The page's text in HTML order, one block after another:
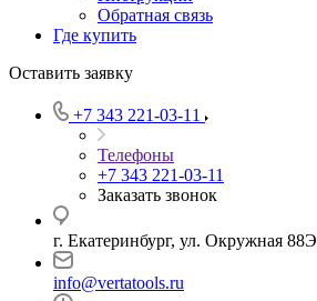
Обратная связь
Где купить
Оставить заявку
+7 343 221-03-11
Телефоны
+7 343 221-03-11
Заказать звонок
г. Екатеринбург, ул. Окружная 88Э
info@vertatools.ru